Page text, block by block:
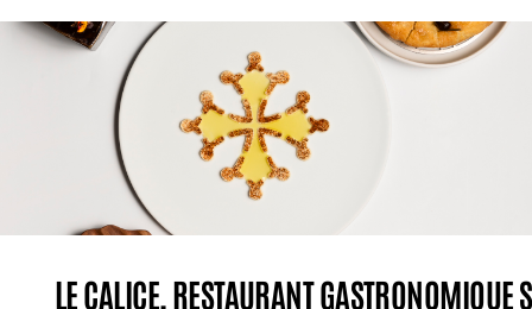
LE CALICE, RESTAURANT GASTRONOMIQUE